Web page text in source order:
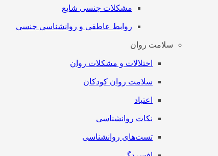
مشکلات جنسی شایع
روابط عاطفی و روانشناسی جنسی
سلامت روان
اختلالات و مشکلات روان
سلامت روان کودکان
اعتیاد
نکات روانشناسی
تست‌های روانشناسی